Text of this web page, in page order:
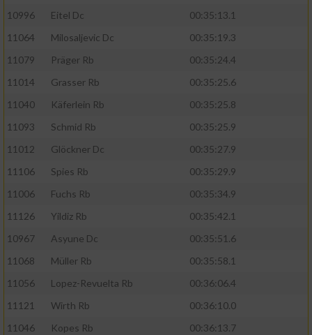
10996
Eitel Dc
00:35:13.1
11064
Milosaljevic Dc
00:35:19.3
11079
Präger Rb
00:35:24.4
11014
Grasser Rb
00:35:25.6
11040
Käferlein Rb
00:35:25.8
11093
Schmid Rb
00:35:25.9
11012
Glöckner Dc
00:35:27.9
11106
Spies Rb
00:35:29.9
11006
Fuchs Rb
00:35:34.9
11126
Yildiz Rb
00:35:42.1
10967
Asyune Dc
00:35:51.6
11068
Müller Rb
00:35:58.1
11056
Lopez-Revuelta Rb
00:36:06.4
11121
Wirth Rb
00:36:10.0
11046
Kopes Rb
00:36:13.7